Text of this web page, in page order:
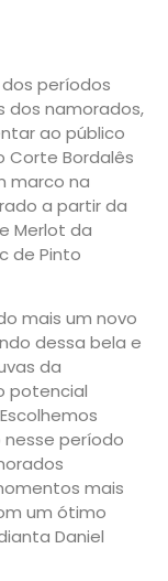
períodos
dos namorados,
ao público
Corte Bordalês
marco na
a partir da
Merlot da
de Pinto
mais um novo
dessa bela e
da
potencial
nesse período
mais
um ótimo
Daniel